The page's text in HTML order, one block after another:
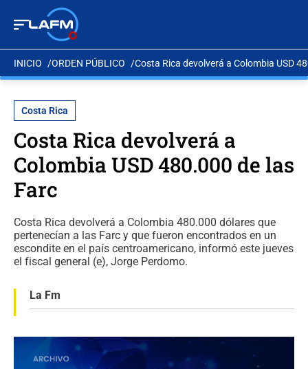
INICIO ORDEN PÚBLICO Costa Rica devolverá a Colombia USD
Costa Rica
Costa Rica devolverá a
Colombia USD 480.000 de las
Farc
Costa Rica devolverá a Colombia 480.000 dólares que
pertenecían a las Farc y que fueron encontrados en un
escondite en el país centroamericano, informó este jueves
el fiscal general (e), Jorge Perdomo.
La Fm